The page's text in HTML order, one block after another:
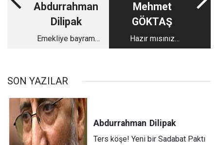
Abdurrahman
Dilipak
Emekliye bayram
Mehmet
GÖKTAŞ
Hazır mısınız
zılgıtlar eşliğinde
SON YAZILAR
Abdurrahman Dilipak
Ters köşe! Yeni bir Sadabat Paktı